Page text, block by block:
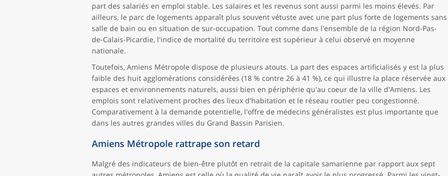
part des salariés en emploi stable. Les salaires et les revenus sont aussi parmi les moins élevés. Par
ailleurs, le parc de logements apparaît plus souvent vétuste avec une part plus forte de logements sans
salle de bain ou en situation de sur-occupation. Tout comme dans l'ensemble de la région Nord-Pas-
de-Calais-Picardie, l'indice de mortalité du territoire est supérieur à celui observé en moyenne
nationale.
Toutefois, Amiens Métropole dispose de plusieurs atouts. La part des espaces artificialisés y est la plus
faible des huit agglomérations considérées (18 % contre 26 à 41 %), ce qui illustre la place réservée aux
espaces et environnements naturels, aussi bien en périphérie qu'au coeur de la ville d'Amiens. Les
emplois sont relativement proches des lieux d'habitation et le réseau routier peu congestionné.
Comparativement à la demande potentielle, l'offre de médecins généralistes est plus importante que
dans les autres grandes villes du Grand Bassin Parisien.
Amiens Métropole rattrape son retard
Malgré des indicateurs de bien-être plutôt en retrait de la capitale samarienne par rapport aux sept